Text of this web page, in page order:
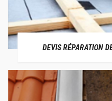
DEVIS RÉPARATION